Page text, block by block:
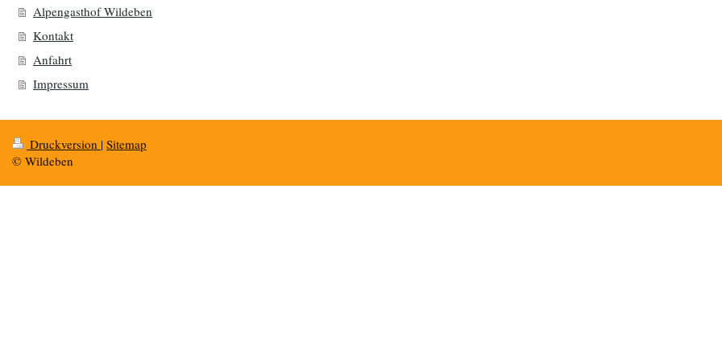
Alpengasthof Wildeben
Kontakt
Anfahrt
Impressum
Druckversion | Sitemap
© Wildeben